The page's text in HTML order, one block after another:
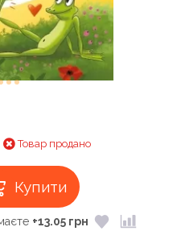
Товар продано
Купити
+13.05 грн